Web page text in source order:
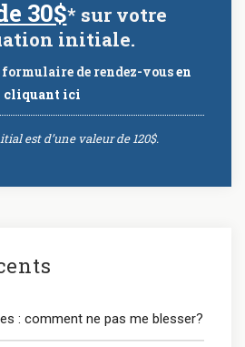
30$* sur votre
initiale.
formulaire de rendez-vousen
cliquant ici
est d’une valeur de 120$.
: comment ne pas me blesser?